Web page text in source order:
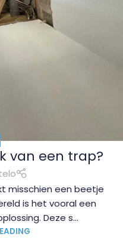
van een trap?
misschien een beetje
is het vooral een
Deze s...